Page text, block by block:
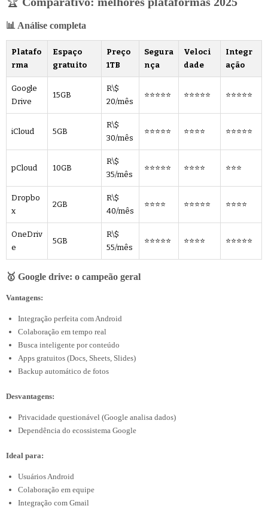
📊 Análise completa
Platafo
rma
Espaço
gratuito
Preço
1TB
Segura
nça
Veloci
dade
Integr
ação
Google
Drive
15GB
R\$
20/mês
⭐⭐⭐⭐⭐ ⭐⭐⭐⭐⭐ ⭐⭐⭐⭐⭐
iCloud 5GB
R\$
30/mês
⭐⭐⭐⭐⭐ ⭐⭐⭐⭐ ⭐⭐⭐⭐⭐
pCloud 10GB
R\$
35/mês
⭐⭐⭐⭐⭐ ⭐⭐⭐⭐ ⭐⭐⭐
Dropbo
x
2GB
R\$
40/mês
⭐⭐⭐⭐ ⭐⭐⭐⭐⭐ ⭐⭐⭐⭐
OneDriv
e
5GB
R\$
55/mês
⭐⭐⭐⭐⭐ ⭐⭐⭐⭐ ⭐⭐⭐⭐⭐
🥇 Google drive: o campeão geral
Vantagens:
Integração perfeita com Android
Colaboração em tempo real
Busca inteligente por conteúdo
Apps gratuitos (Docs, Sheets, Slides)
Backup automático de fotos
Desvantagens:
Privacidade questionável (Google analisa dados)
Dependência do ecossistema Google
Ideal para:
Usuários Android
Colaboração em equipe
Integração com Gmail